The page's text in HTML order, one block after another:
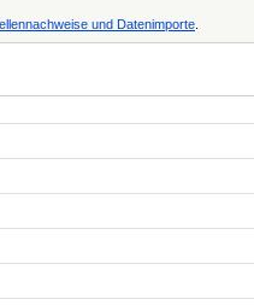
und Datenimporte